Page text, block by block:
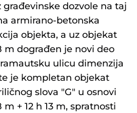
dozvole na taj
armirano-betonska
objekta, a uz objekat
m dograđen je novi deo
ulicu dimenzija
te je kompletan objekat
slova "G" u osnovi
+ 12 h 13 m, spratnosti